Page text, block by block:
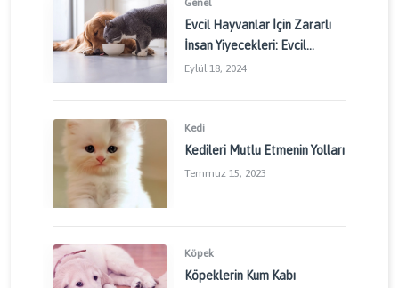
Genel
Evcil Hayvanlar İçin Zararlı
İnsan Yiyecekleri: Evcil
Dostlarınızı Korumak İçin
Eylül 18, 2024
Kedi
Kedileri Mutlu Etmenin Yolları
Temmuz 15, 2023
Köpek
Köpeklerin Kum Kabı